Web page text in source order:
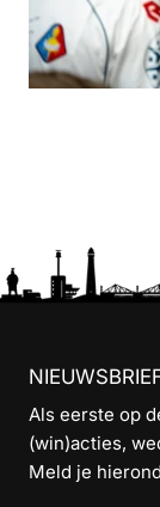
Als eerste op
(win)acties,
Meld je